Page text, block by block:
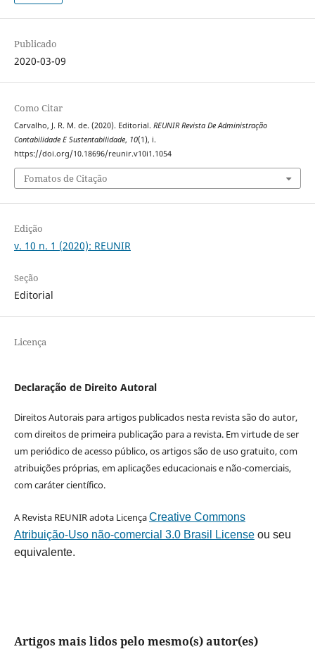
Publicado
2020-03-09
Como Citar
Carvalho, J. R. M. de. (2020). Editorial. REUNIR Revista De Administração
Contabilidade E Sustentabilidade, 10(1), i.
https://doi.org/10.18696/reunir.v10i1.1054
Fomatos de Citação
Edição
v. 10 n. 1 (2020): REUNIR
Seção
Editorial
Licença
Declaração de Direito Autoral
Direitos Autorais para artigos publicados nesta revista são do autor,
com direitos de primeira publicação para a revista. Em virtude de ser
um periódico de acesso público, os artigos são de uso gratuito, com
atribuições próprias, em aplicações educacionais e não-comerciais,
com caráter científico.
A Revista REUNIR adota LicençaCreative Commons
Atribuição-Uso não-comercial 3.0 Brasil Licenseou seu
equivalente.
Artigos mais lidos pelo mesmo(s) autor(es)